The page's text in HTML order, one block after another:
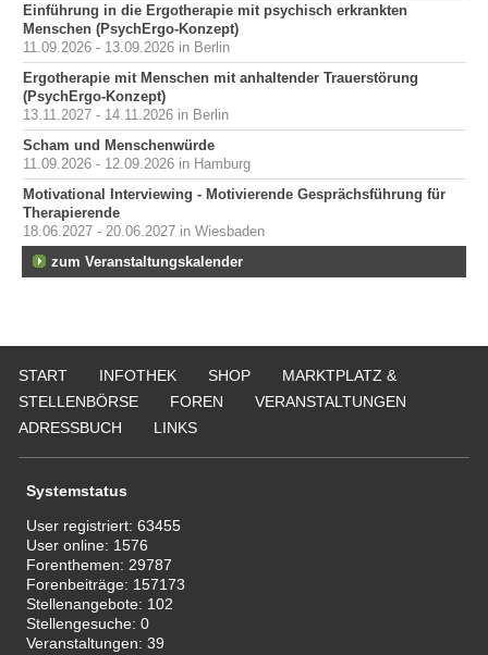
Einführung in die Ergotherapie mit psychisch erkrankten
Menschen (PsychErgo-Konzept)
11.09.2026 - 13.09.2026 in Berlin
Ergotherapie mit Menschen mit anhaltender Trauerstörung
(PsychErgo-Konzept)
13.11.2027 - 14.11.2026 in Berlin
Scham und Menschenwürde
11.09.2026 - 12.09.2026 in Hamburg
Motivational Interviewing - Motivierende Gesprächsführung für
Therapierende
18.06.2027 - 20.06.2027 in Wiesbaden
zum Veranstaltungskalender
START INFOTHEK SHOP
MARKTPLATZ &
STELLENBÖRSE
FOREN
VERANSTALTUNGEN
ADRESSBUCH
LINKS
Systemstatus
User registriert:63455
User online: 1576
Forenthemen: 29787
Forenbeiträge: 157173
Stellenangebote: 102
Stellengesuche:0
Veranstaltungen:39